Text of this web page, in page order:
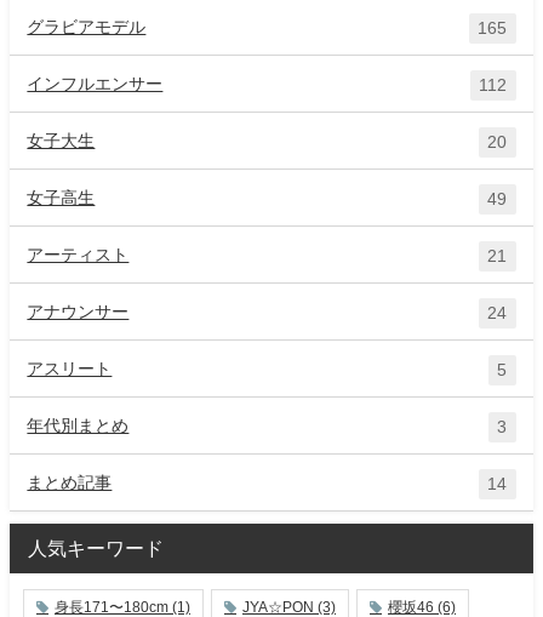
グラビアモデル 165
インフルエンサー 112
女子大生 20
女子高生 49
アーティスト 21
アナウンサー 24
アスリート 5
年代別まとめ 3
まとめ記事 14
人気キーワード
身長171〜180cm (1) JYA☆PON (3) 櫻坂46 (6)